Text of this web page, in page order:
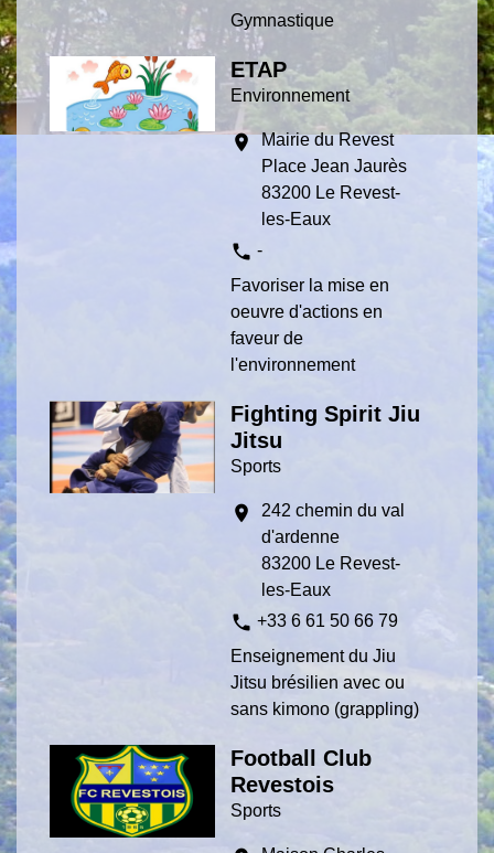
Gymnastique
ETAP
Environnement
location_on
Mairie du Revest
Place Jean Jaurès
83200 Le Revest-
les-Eaux
phone -
Favoriser la mise en
oeuvre d'actions en
faveur de
l'environnement
Fighting Spirit Jiu
Jitsu
Sports
location_on
242 chemin du val
d'ardenne
83200 Le Revest-
les-Eaux
phone +33 6 61 50 66 79
Enseignement du Jiu
Jitsu brésilien avec ou
sans kimono (grappling)
Football Club
Revestois
Sports